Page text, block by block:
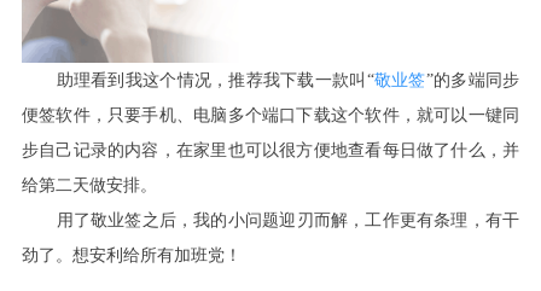
助理看到我这个情况，推荐我下载一款叫 “敬业签”的多端同步
便签软件，只要手机、电脑多个端口下载这个软件，就可以一键同
步自己记录的内容，在家里也可以很方便地查看每日做了什么，并
给第二天做安排。
用了敬业签之后，我的小问题迎刃而解，工作更有条理，有干
劲了。想安利给所有加班党！